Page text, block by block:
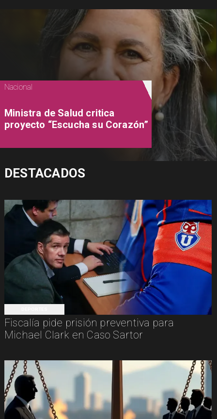
Fiscalía pide prisión preventiva para
Michael Clark en Caso Sartor
Nacional
Ministra de Salud critica
proyecto “Escucha su Corazón”
DESTACADOS